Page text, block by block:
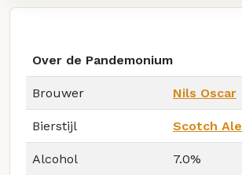
Over de Pandemonium
Brouwer Nils Oscar
Bierstijl Scotch Ale
Alcohol 7.0%